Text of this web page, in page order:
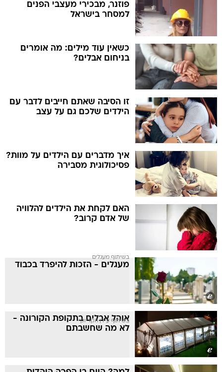
פוזנר, מבכירי מעצבי הפנים
למסחר בישראל
כשאין עוד מילים: מה אומרים
בניחום אבלים?
זו הסיבה שאתם חייבים לדבר עם
הילדים שלכם גם על עצב
איך מדברים עם הילדים על מוות?
פסיכולוגית מסבירה
האם לקחת את הילדים להלוויה
של אדם קרוב?
מעגלים - הזכות להיפרד בכבוד
בשיתוף מעגלים
אוהל אבלים בתקופת הקורונה -
לא מה שחשבתם
בשיתוף עידן הקריוקי